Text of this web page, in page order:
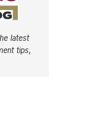
latest
tips,